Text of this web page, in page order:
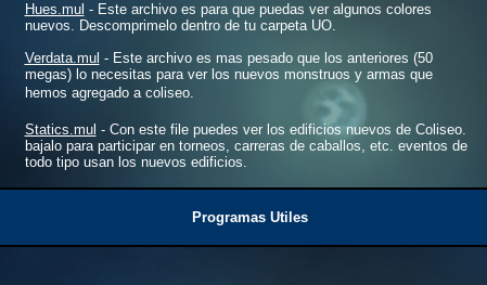
Hues.mul - Este archivo es para que puedas ver algunos colores
nuevos. Descomprimelo dentro de tu carpeta UO.
Verdata.mul - Este archivo es mas pesado que los anteriores (50
megas) lo necesitas para ver los nuevos monstruos y armas que
hemos agregado a coliseo.
Statics.mul - Con este file puedes ver los edificios nuevos de Coliseo.
bajalo para participar en torneos, carreras de caballos, etc. eventos de
todo tipo usan los nuevos edificios.
Programas Utiles